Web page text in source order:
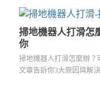
掃地機器人打滑怎
你
掃地機器人打滑怎麼辦
文章告訴你3大原因與解